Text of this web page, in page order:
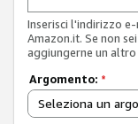
Inserisci l'indirizzo
Amazon.it. Se non
aggiungerne un
Argomento: *
Seleziona un